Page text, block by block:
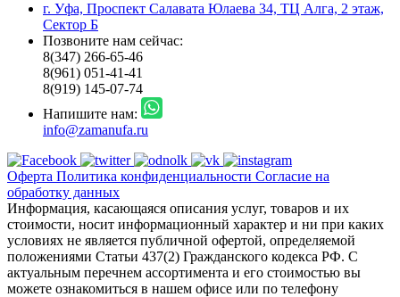
г. Уфа, Проспект Салавата Юлаева 34, ТЦ Алга, 2 этаж,
Сектор Б
Позвоните нам сейчас:
8(347) 266-65-46
8(961) 051-41-41
8(919) 145-07-74
Напишите нам:
info@zamanufa.ru
Оферта Политика конфиденциальности Согласие на
обработку данных
Информация, касающаяся описания услуг, товаров и их
стоимости, носит информационный характер и ни при каких
условиях не является публичной офертой, определяемой
положениями Статьи 437(2) Гражданского кодекса РФ. С
актуальным перечнем ассортимента и его стоимостью вы
можете ознакомиться в нашем офисе или по телефону